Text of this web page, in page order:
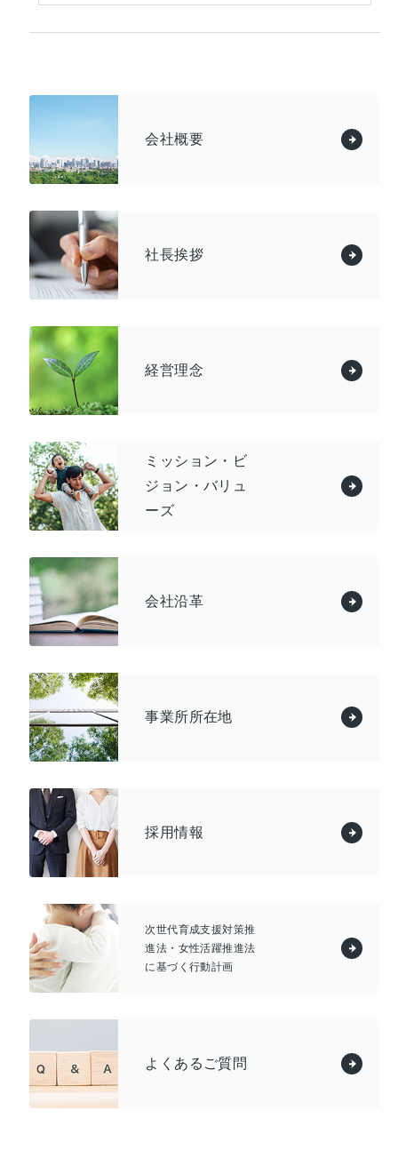
会社概要
社長挨拶
経営理念
ミッション・ビ
ジョン・バリュ
ーズ
会社沿革
事業所所在地
採用情報
次世代育成支援対策推
進法・女性活躍推進法
に基づく行動計画
よくあるご質問